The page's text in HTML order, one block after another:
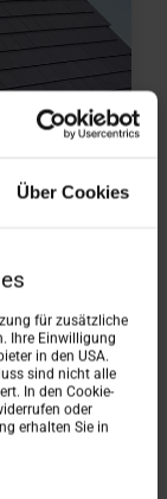
Über Cookies
für zusätzliche
Ihre Einwilligung
in den USA.
sind nicht alle
In den Cookie-
oder
erhalten Sie in